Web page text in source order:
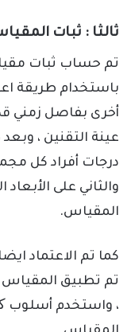
ثالثا : ثبات
تم حساب ثبات
باستخدام طريقة
أخرى بفاصل زمني
عينة التقنين ،
درجات أفراد كل
والثاني على
المقياس.
كما تم الاعتماد
تم تطبيق المقياس
، واستخدم أسلوب